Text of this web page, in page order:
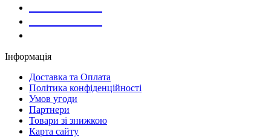
Інформація
Доставка та Оплата
Політика конфіденційності
Умов угоди
Партнери
Товари зі знижкою
Карта сайту